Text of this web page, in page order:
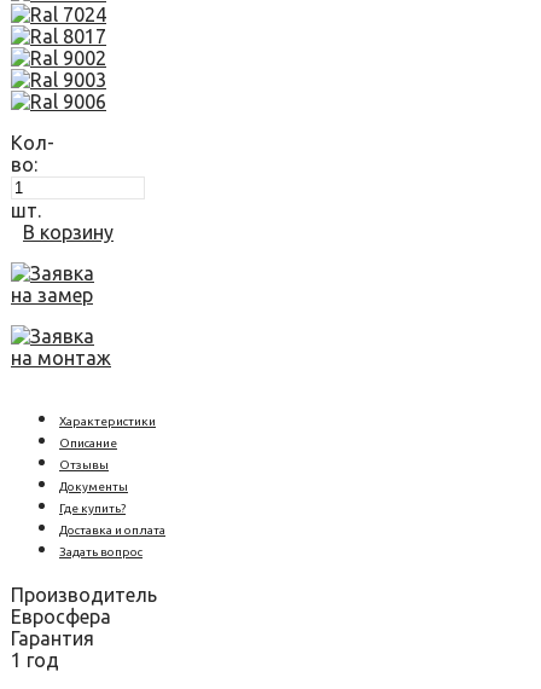
Кол-
во:
шт.
В корзину
Заявка
на замер
Заявка
на монтаж
Характеристики
Описание
Отзывы
Документы
Где купить?
Доставка и оплата
Задать вопрос
Производитель
Евросфера
Гарантия
1 год